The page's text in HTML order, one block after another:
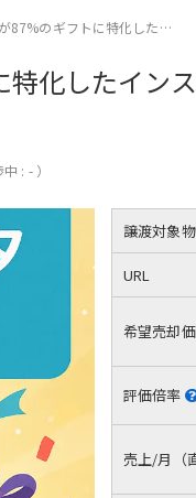
87%のギフトに特化した…
特化したイン
: - ）
譲渡対象
URL
希望売却
評価倍率
売上/月（